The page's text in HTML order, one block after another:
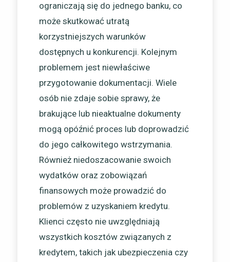
ograniczają się do jednego banku, co
może skutkować utratą
korzystniejszych warunków
dostępnych u konkurencji. Kolejnym
problemem jest niewłaściwe
przygotowanie dokumentacji. Wiele
osób nie zdaje sobie sprawy, że
brakujące lub nieaktualne dokumenty
mogą opóźnić proces lub doprowadzić
do jego całkowitego wstrzymania.
Również niedoszacowanie swoich
wydatków oraz zobowiązań
finansowych może prowadzić do
problemów z uzyskaniem kredytu.
Klienci często nie uwzględniają
wszystkich kosztów związanych z
kredytem, takich jak ubezpieczenia czy